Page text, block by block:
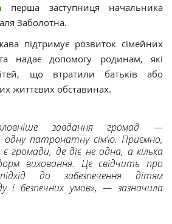
перша заступниця начальника
Заболотна.
підтримує розвиток сімейних
надає допомогу родинам, які
що втратили батьків або
життєвих обставинах.
завдання громад —
патронатну сім’ю. Приємно,
громади, де діє не одна, а кілька
виховання. Це свідчить про
підхід до забезпечення дітям
і безпечних умов», — зазначила